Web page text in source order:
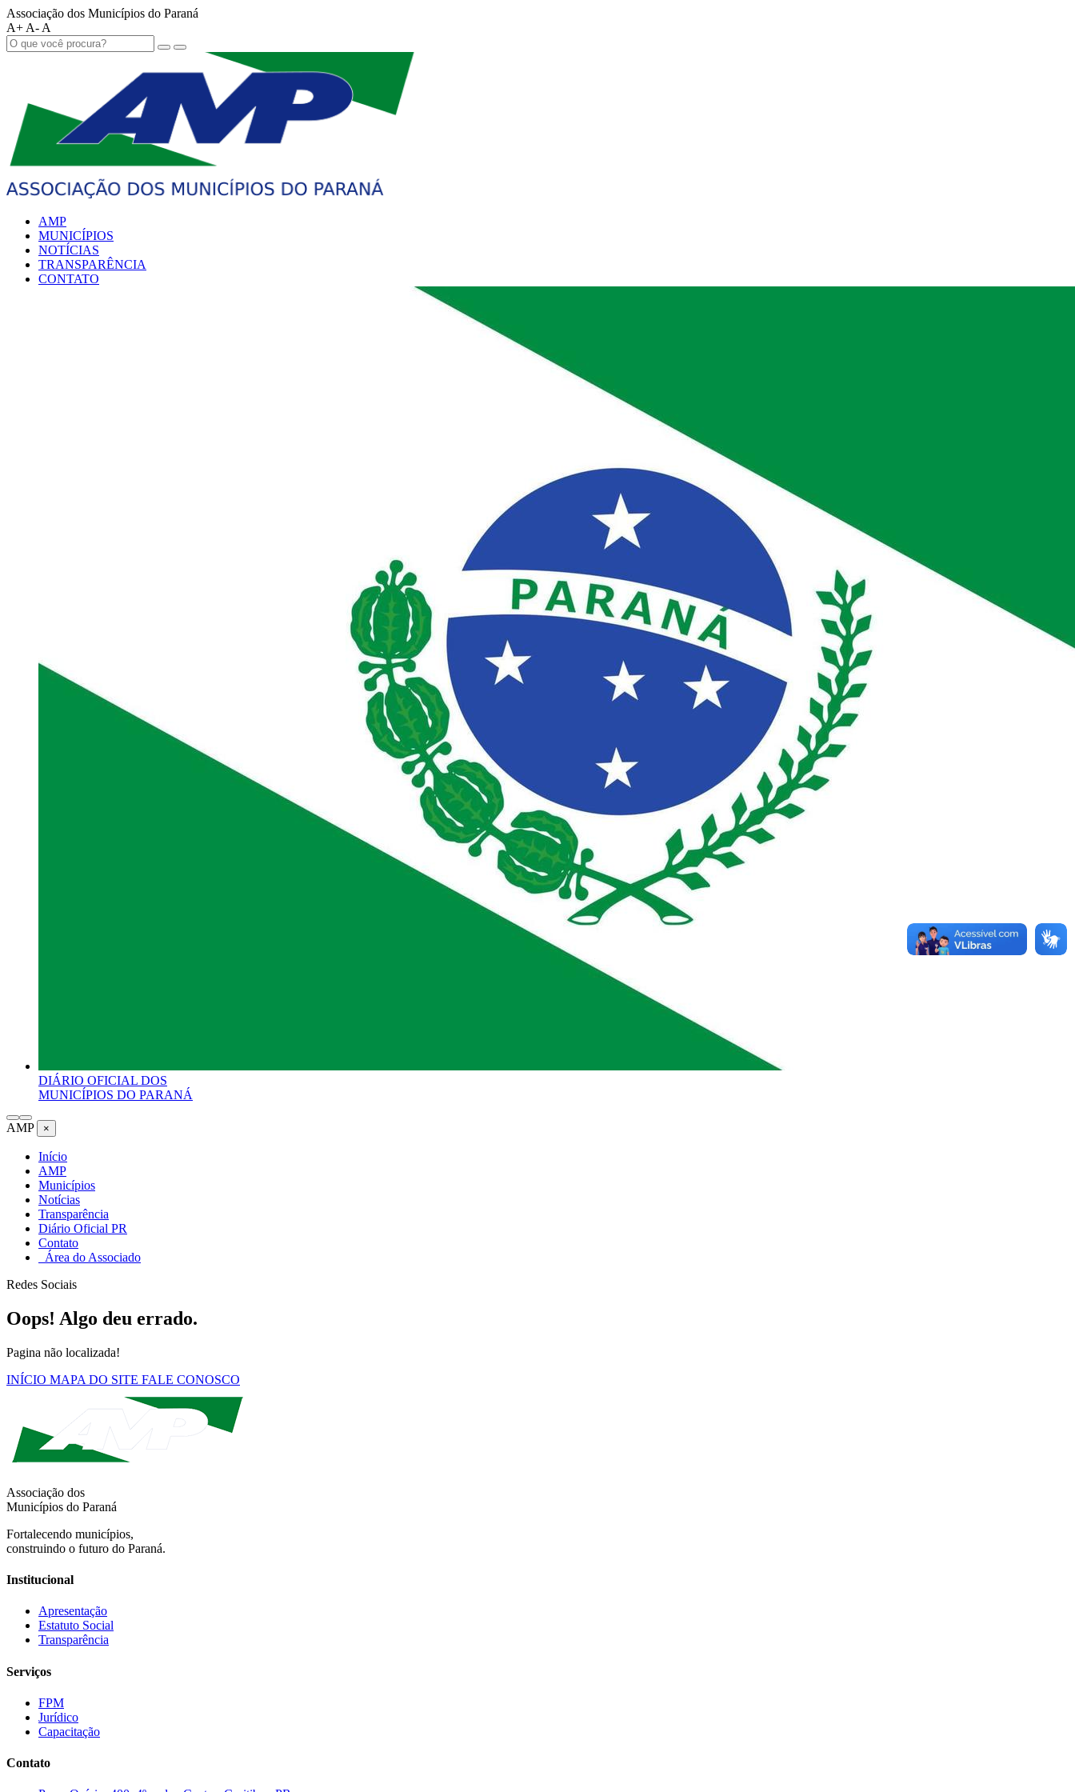
Associação dos Municípios do Paraná
A+ A- A
AMP
MUNICÍPIOS
NOTÍCIAS
TRANSPARÊNCIA
CONTATO
DIÁRIO OFICIAL DOS
MUNICÍPIOS DO PARANÁ
AMP ×
Início
AMP
Municípios
Notícias
Transparência
Diário Oficial PR
Contato
Área do Associado
Redes Sociais
Oops! Algo deu errado.
Pagina não localizada!
INÍCIO MAPA DO SITE FALE CONOSCO
Associação dos
Municípios do Paraná
Fortalecendo municípios,
construindo o futuro do Paraná.
Institucional
Apresentação
Estatuto Social
Transparência
Serviços
FPM
Jurídico
Capacitação
Contato